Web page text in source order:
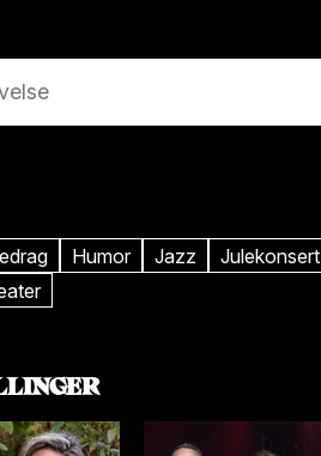
Kl. 19:00
Harry Hole på 60
Humor Jazz Julekonsert